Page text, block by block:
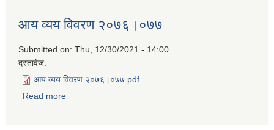
आय व्यय विवरण २०७६।०७७
Submitted on: Thu, 12/30/2021 - 14:00
दस्तावेज:
आय व्यय विवरण २०७६।०७७.pdf
Read more